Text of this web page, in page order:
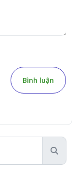
Bình luận